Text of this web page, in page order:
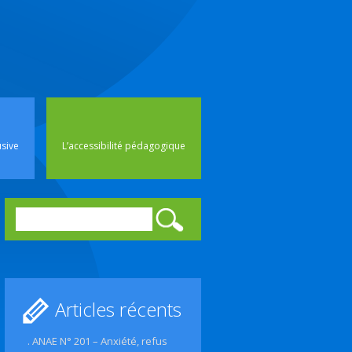
L’accessibilité pédagogique
Articles récents
. ANAE N° 201 – Anxiété, refus